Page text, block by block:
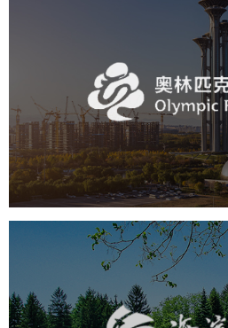
奥体森
旅游休闲 公园 AI人
智慧体育公园
智能步道
海淀